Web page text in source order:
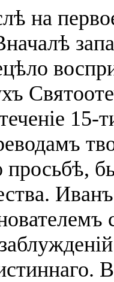
на
15-
просьбѣ,